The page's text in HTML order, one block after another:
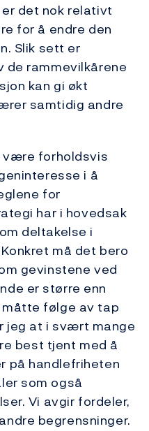
det nok relativt
for å endre den
Slik sett er
de rammevilkårene
kan gi økt
samtidig andre
være forholdsvis
i å
for
har i hovedsak
deltakelse i
må det bero
gevinstene ved
er større enn
følge av tap
jeg at i svært mange
best tjent med å
på handlefriheten
som også
Vi avgir fordeler,
begrensninger.